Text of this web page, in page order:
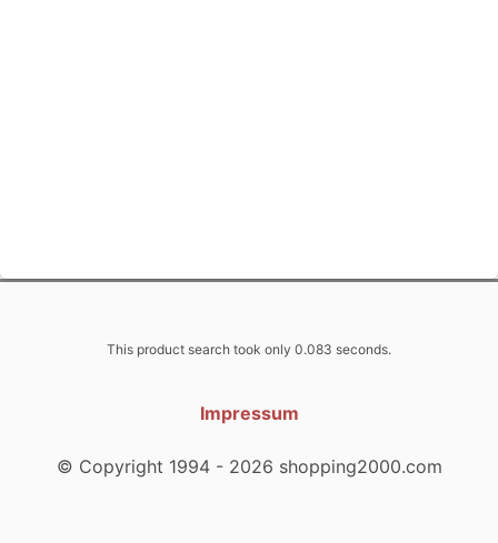
This product search took only 0.083 seconds.
Impressum
© Copyright 1994 - 2026 shopping2000.com